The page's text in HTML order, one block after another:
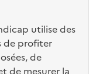
utilise des
de profiter
de
de mesurer la